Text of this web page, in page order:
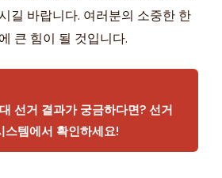
길 바랍니다. 여러분의 소중한 한
큰 힘이 될 것입니다.
선거 결과가 궁금하다면? 선거
스템에서 확인하세요!